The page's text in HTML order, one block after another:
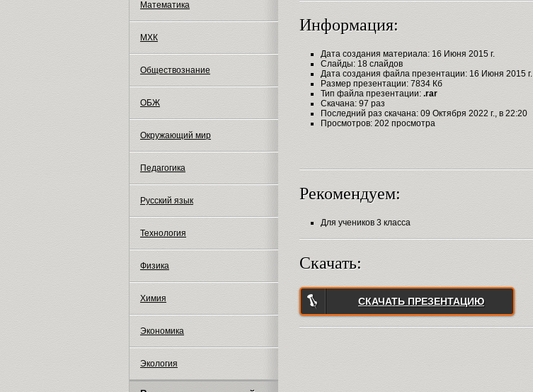
Математика
МХК
Обществознание
ОБЖ
Окружающий мир
Педагогика
Русский язык
Технология
Физика
Химия
Экономика
Экология
Информация:
Дата создания материала: 16 Июня 2015 г.
Слайды: 18 слайдов
Дата создания файла презентации: 16 Июня 2015 г.
Размер презентации: 7834 Кб
Тип файла презентации: .rar
Скачана: 97 раз
Последний раз скачана: 09 Октября 2022 г., в 22:20
Просмотров: 202 просмотра
Рекомендуем:
Для учеников 3 класса
Скачать:
СКАЧАТЬ ПРЕЗЕНТАЦИЮ